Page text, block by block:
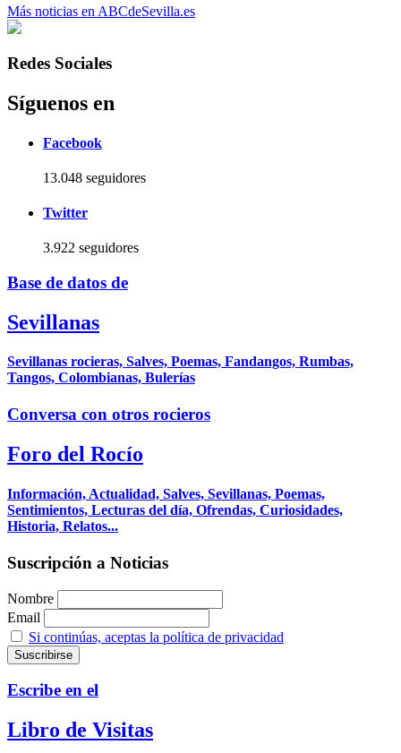
Más noticias en ABCdeSevilla.es
Redes Sociales
Síguenos en
Facebook
13.048 seguidores
Twitter
3.922 seguidores
Base de datos de
Sevillanas
Sevillanas rocieras, Salves, Poemas, Fandangos, Rumbas,
Tangos, Colombianas, Bulerías
Conversa con otros rocieros
Foro del Rocío
Información, Actualidad, Salves, Sevillanas, Poemas,
Sentimientos, Lecturas del día, Ofrendas, Curiosidades,
Historia, Relatos...
Suscripción a Noticias
Nombre
Email
Si continúas, aceptas la política de privacidad
Escribe en el
Libro de Visitas